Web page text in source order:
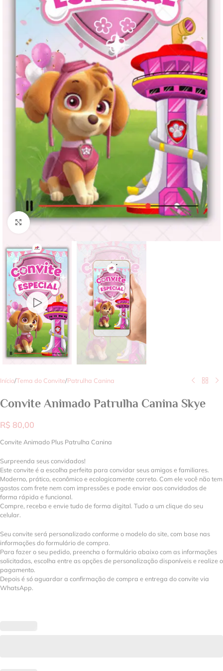
Clique para ampliar
Início/Tema do Convite/Patrulha Canina
Convite Animado Patrulha Canina Skye
R$ 80,00
Convite Animado Plus Patrulha Canina
Surpreenda seus convidados!
Este convite é a escolha perfeita para convidar seus amigos e familiares.
Moderno, prático, econômico e ecologicamente correto. Com ele você não tem
gastos com frete nem com impressões e pode enviar aos convidados de
forma rápida e funcional.
Compre, receba e envie tudo de forma digital. Tudo a um clique do seu
celular.
Seu convite será personalizado conforme o modelo do site, com base nas
informações do formulário de compra.
Para fazer o seu pedido, preencha o formulário abaixo com as informações
solicitadas, escolha entre as opções de personalização disponíveis e realize o
pagamento.
Depois é só aguardar a confirmação de compra e entrega do convite via
WhatsApp.